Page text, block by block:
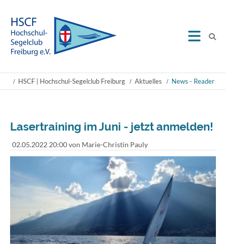
HSCF | Hochschul-Segelclub Freiburg Aktuelles News - Reader
Lasertraining im Juni - jetzt anmelden!
02.05.2022 20:00von Marie-Christin Pauly